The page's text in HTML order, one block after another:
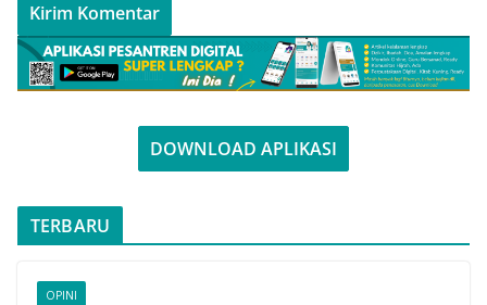
DOWNLOAD APLIKASI
TERBARU
OPINI